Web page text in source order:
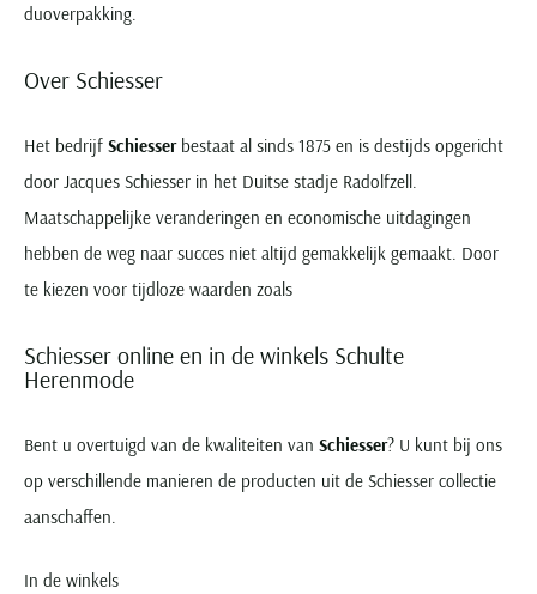
duoverpakking.
Over Schiesser
Het bedrijf Schiesserbestaat al sinds 1875 en is destijds opgericht
door Jacques Schiesser in het Duitse stadje Radolfzell.
Maatschappelijke veranderingen en economische uitdagingen
hebben de weg naar succes niet altijd gemakkelijk gemaakt. Door
te kiezen voor tijdloze waarden zoals
Schiesser online en in de winkels Schulte
Herenmode
Bent u overtuigd van de kwaliteiten van Schiesser? U kunt bij ons
op verschillende manieren de producten uit de Schiesser collectie
aanschaffen.
In de winkels